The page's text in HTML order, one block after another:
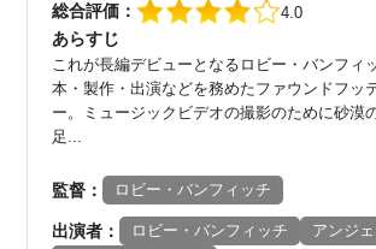
総合評価： 4.0
あらすじ
これが長編デビューとなるロビー・バンフィ
本・製作・出演などを務めたファウンドフッ
ー。ミュージックビデオの撮影のために砂漠
足...
監督： ロビー・バンフィッチ
出演者： ロビー・バンフィッチ
アンジ